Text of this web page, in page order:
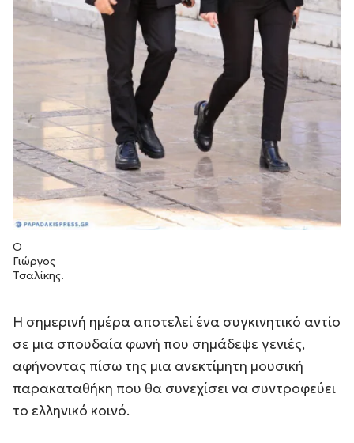
Ο
Γιώργος
Τσαλίκης.
Η σημερινή ημέρα αποτελεί ένα συγκινητικό αντίο
σε μια σπουδαία φωνή που σημάδεψε γενιές,
αφήνοντας πίσω της μια ανεκτίμητη μουσική
παρακαταθήκη που θα συνεχίσει να συντροφεύει
το ελληνικό κοινό.